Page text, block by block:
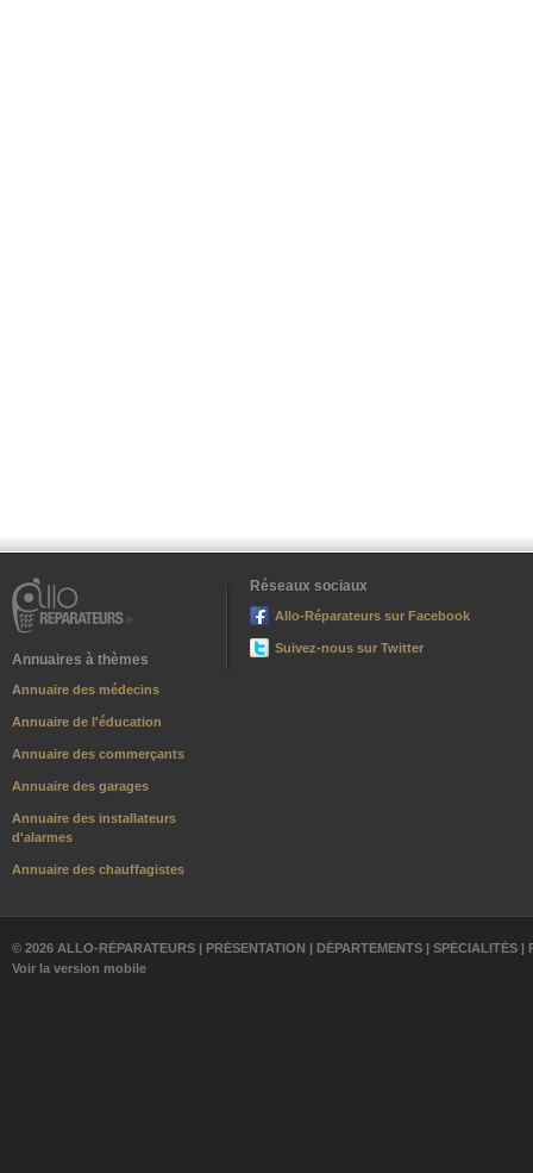
Annuaires à thèmes
Annuaire des médecins
Annuaire de l'éducation
Annuaire des commerçants
Annuaire des garages
Annuaire des installateurs
d'alarmes
Annuaire des chauffagistes
Réseaux sociaux
Allo-Réparateurs sur Facebook
Suivez-nous sur Twitter
© 2026 ALLO-RÉPARATEURS | PRÉSENTATION | DÉPARTEMENTS | SPÉCIALITÉS |
Voir la version mobile